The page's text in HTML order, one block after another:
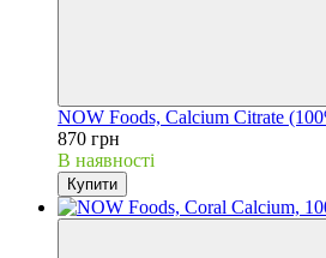
NOW Foods, Calcium Citrate
870 грн
В наявності
Купити